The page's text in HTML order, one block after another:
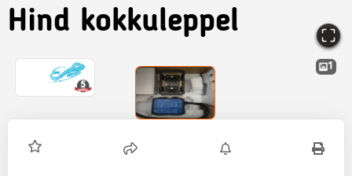
Hind kokkuleppel
1